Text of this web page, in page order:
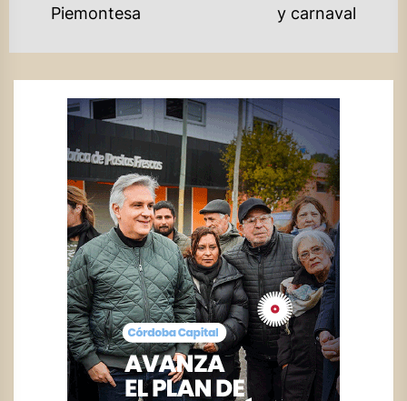
Piemontesa
y carnaval